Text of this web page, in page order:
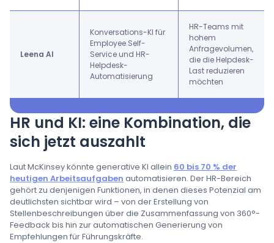
Leena AI
Konversations-KI für
Employee Self-
Service und HR-
Helpdesk-
Automatisierung
HR-Teams mit
hohem
Anfragevolumen,
die die Helpdesk-
Last reduzieren
möchten
HR und KI: eine Kombination, die
sich jetzt auszahlt
Laut McKinsey könnte generative KI allein 60 bis 70 % der
heutigen Arbeitsaufgaben automatisieren. Der HR-Bereich
gehört zu denjenigen Funktionen, in denen dieses Potenzial am
deutlichsten sichtbar wird – von der Erstellung von
Stellenbeschreibungen über die Zusammenfassung von 360°-
Feedback bis hin zur automatischen Generierung von
Empfehlungen für Führungskräfte.